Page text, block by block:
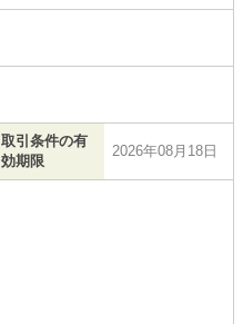
取引条件の有
効期限
2026年08月18日